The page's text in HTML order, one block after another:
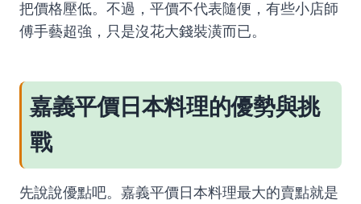
把價格壓低。不過，平價不代表隨便，有些小店師
傅手藝超強，只是沒花大錢裝潢而已。
嘉義平價日本料理的優勢與挑
戰
先說說優點吧。嘉義平價日本料理最大的賣點就是